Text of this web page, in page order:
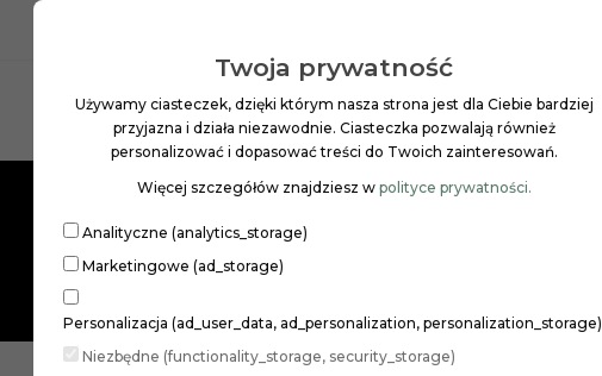
Twoja prywatność
Używamy ciasteczek, dzięki którym nasza strona jest dla Ciebie bardziej
przyjazna i działa niezawodnie. Ciasteczka pozwalają również
personalizować i dopasować treści do Twoich zainteresowań.
Więcej szczegółów znajdziesz w polityce prywatności.
Analityczne (analytics_storage)
Marketingowe (ad_storage)
Personalizacja (ad_user_data, ad_personalization, personalization_storage)
Niezbędne (functionality_storage, security_storage)
Szukaj